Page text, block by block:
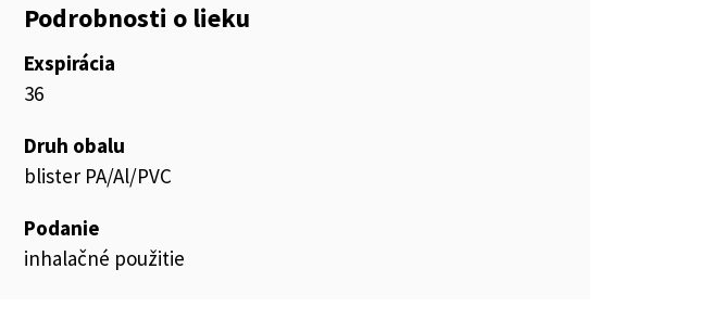
Podrobnosti o lieku
Exspirácia
36
Druh obalu
blister PA/Al/PVC
Podanie
inhalačné použitie